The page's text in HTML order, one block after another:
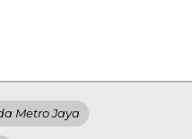
Metro Jaya